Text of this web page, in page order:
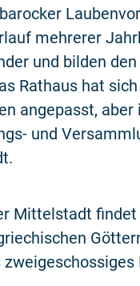
mehrerer
und bilden
Rathaus hat
angepasst,
und
Mittelstadt findet